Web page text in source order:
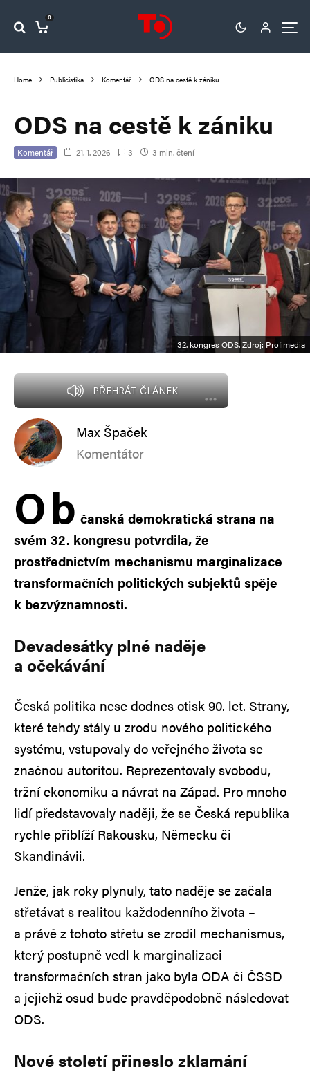
0
Home Publicistika Komentář ODS na cestě k zániku
ODS na cestě k zániku
Komentář 21. 1. 2026 3 3 min. čtení
32. kongres ODS. Zdroj: Profimedia
PŘEHRÁT ČLÁNEK
Max Špaček
Komentátor
Ob čanská demokratická strana na
svém 32. kongresu potvrdila, že
prostřednictvím mechanismu marginalizace
transformačních politických subjektů spěje
k bezvýznamnosti.
Devadesátky plné naděje
a očekávání
Česká politika nese dodnes otisk 90. let. Strany,
které tehdy stály u zrodu nového politického
systému, vstupovaly do veřejného života se
značnou autoritou. Reprezentovaly svobodu,
tržní ekonomiku a návrat na Západ. Pro mnoho
lidí představovaly naději, že se Česká republika
rychle přiblíží Rakousku, Německu či
Skandinávii.
Jenže, jak roky plynuly, tato naděje se začala
střetávat s realitou každodenního života –
a právě z tohoto střetu se zrodil mechanismus,
který postupně vedl k marginalizaci
transformačních stran jako byla ODA či ČSSD
a jejichž osud bude pravděpodobně následovat
ODS.
Nové století přineslo zklamání